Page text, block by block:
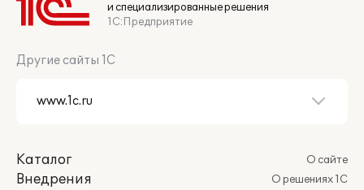
и специализированные решения
1С:Предприятие
Другие сайты 1С
Каталог
Внедрения
О сайте
О решениях 1С